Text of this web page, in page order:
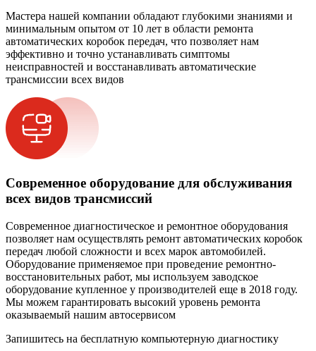
Мастера нашей компании обладают глубокими знаниями и
минимальным опытом от 10 лет в области ремонта
автоматических коробок передач, что позволяет нам
эффективно и точно устанавливать симптомы
неисправностей и восстанавливать автоматические
трансмиссии всех видов
Современное оборудование для обслуживания
всех видов трансмиссий
Современное диагностическое и ремонтное оборудования
позволяет нам осуществлять ремонт автоматических коробок
передач любой сложности и всех марок автомобилей.
Оборудование применяемое при проведение ремонтно-
восстановительных работ, мы используем заводское
оборудование купленное у производителей еще в 2018 году.
Мы можем гарантировать высокий уровень ремонта
оказываемый нашим автосервисом
Запишитесь на бесплатную компьютерную диагностику